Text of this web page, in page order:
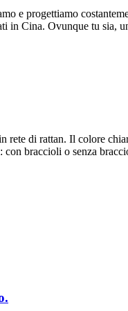
e progettiamo
in Cina. Ovunque tu sia,
rete di rattan. Il colore
con braccioli o senza